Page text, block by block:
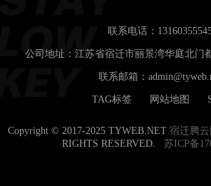
联系电话：
公司地址：江苏省宿迁市丽景湾华庭北门
联系邮箱：
网站地图
TAG标签
Copyright © 2017-2025 TYWEB.NET 宿迁腾云
RIGHTS RESERVED. 苏ICP备